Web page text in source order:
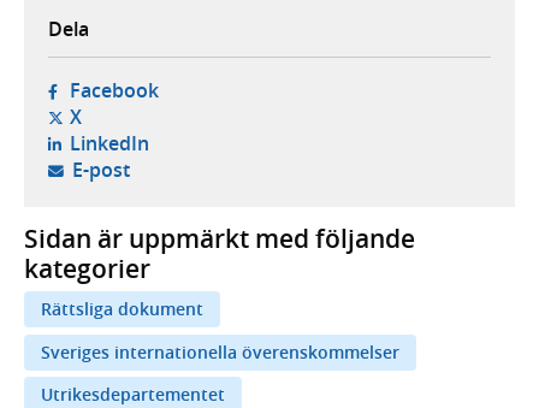
Dela
Facebook- öppnas i ny flik, extern webbplats,
X- öppnas i ny flik, extern webbplats,
LinkedIn- öppnas i ny flik, extern webbplats,
E-post- öppnar din e-postklient,
Sidan är uppmärkt med följande
kategorier
Rättsliga dokument
Sveriges internationella överenskommelser
Utrikesdepartementet